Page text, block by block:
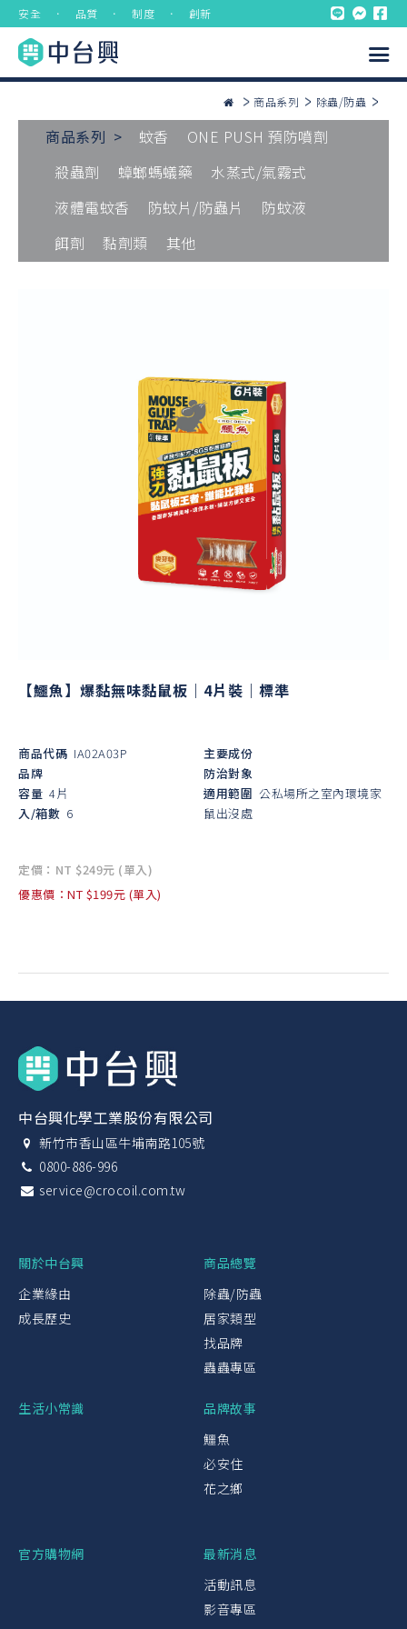
安全 ． 品質 ． 制度 ． 創新
商品系列 除蟲/防蟲
商品系列 > 蚊香
ONE PUSH 預防噴劑
殺蟲劑
蟑螂螞蟻藥
水蒸式/氣霧式
液體電蚊香
防蚊片/防蟲片
防蚊液
餌劑
黏劑類 其他
【鱷魚】爆黏無味黏鼠板｜4片裝｜標準
商品代碼 IA02A03P
品牌
容量 4片
入/箱數 6
主要成份
防治對象
適用範圍 公私場所之室內環境家
鼠出沒處
定價：NT $249元 (單入)
優惠價：NT $199元 (單入)
中台興化學工業股份有限公司
新竹市香山區牛埔南路105號
0800-886-996
service@crocoil.com.tw
關於中台興
企業緣由
成長歷史
商品總覽
除蟲/防蟲
居家類型
找品牌
蟲蟲專區
生活小常識
品牌故事
鱷魚
必安住
花之鄉
官方購物網
最新消息
活動訊息
影音專區